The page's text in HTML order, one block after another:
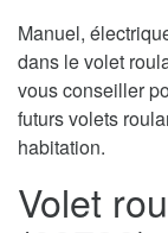
Manuel,
dans le volet
vous conseiller
futurs volets
habitation.
Volet